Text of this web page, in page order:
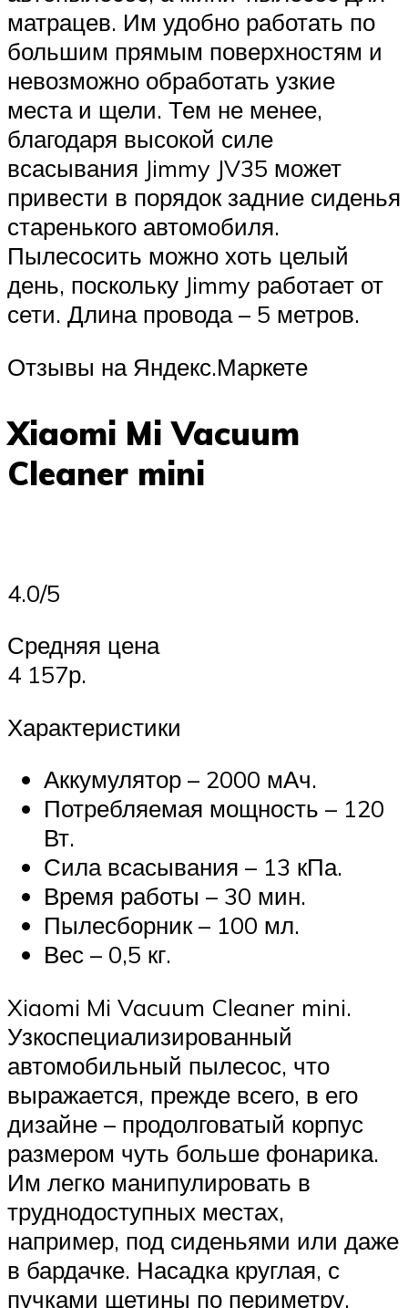
матрацев. Им удобно работать по
большим прямым поверхностям и
невозможно обработать узкие
места и щели. Тем не менее,
благодаря высокой силе
всасывания Jimmy JV35 может
привести в порядок задние сиденья
старенького автомобиля.
Пылесосить можно хоть целый
день, поскольку Jimmy работает от
сети. Длина провода – 5 метров.
Отзывы на Яндекс.Маркете
Xiaomi Mi Vacuum
Cleaner mini
4.0/5
Средняя цена
4 157р.
Характеристики
Аккумулятор – 2000 мАч.
Потребляемая мощность – 120
Вт.
Сила всасывания – 13 кПа.
Время работы – 30 мин.
Пылесборник – 100 мл.
Вес – 0,5 кг.
Xiaomi Mi Vacuum Cleaner mini.
Узкоспециализированный
автомобильный пылесос, что
выражается, прежде всего, в его
дизайне – продолговатый корпус
размером чуть больше фонарика.
Им легко манипулировать в
труднодоступных местах,
например, под сиденьями или даже
в бардачке. Насадка круглая, с
пучками щетины по периметру.